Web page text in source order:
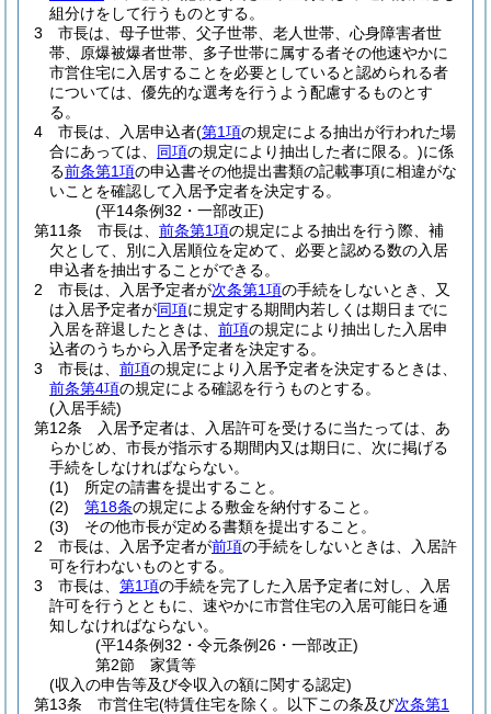
組分けをして行うものとする。
3
市長は、母子世帯、父子世帯、老人世帯、心身障害者世
帯、原爆被爆者世帯、多子世帯に属する者その他速やかに
市営住宅に入居することを必要としていると認められる者
については、優先的な選考を行うよう配慮するものとす
る。
4
市長は、入居申込者(第1項の規定による抽出が行われた場
合にあっては、 同項の規定により抽出した者に限る。)に係
る前条第1項の申込書その他提出書類の記載事項に相違がな
いことを確認して入居予定者を決定する。
(平14条例32・一部改正)
第11条
市長は、 前条第1項の規定による抽出を行う際、補
欠として、別に入居順位を定めて、必要と認める数の入居
申込者を抽出することができる。
2
市長は、入居予定者が次条第1項の手続をしないとき、又
は入居予定者が同項に規定する期間内若しくは期日までに
入居を辞退したときは、 前項の規定により抽出した入居申
込者のうちから入居予定者を決定する。
3
市長は、 前項の規定により入居予定者を決定するときは、
前条第4項の規定による確認を行うものとする。
(入居手続)
第12条
入居予定者は、入居許可を受けるに当たっては、あ
らかじめ、市長が指示する期間内又は期日に、次に掲げる
手続をしなければならない。
(1)
所定の請書を提出すること。
(2)
第18条の規定による敷金を納付すること。
(3)
その他市長が定める書類を提出すること。
2
市長は、入居予定者が前項の手続をしないときは、入居許
可を行わないものとする。
3
市長は、 第1項の手続を完了した入居予定者に対し、入居
許可を行うとともに、速やかに市営住宅の入居可能日を通
知しなければならない。
(平14条例32・令元条例26・一部改正)
第2節
家賃等
(収入の申告等及び令収入の額に関する認定)
第13条
市営住宅(特賃住宅を除く。以下この条及び次条第1